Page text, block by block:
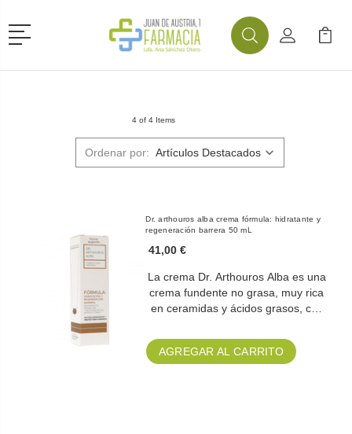
Menú
BuscarMi Cuenta
Mi
4 of 4 Items
Ordenar por:
Dr. arthouros alba crema fórmula: hidratante y
regeneración barrera 50 mL
41,00 €
La crema Dr. Arthouros Alba es una
crema fundente no grasa, muy rica
en ceramidas y ácidos grasos, c…
AGREGAR AL CARRITO